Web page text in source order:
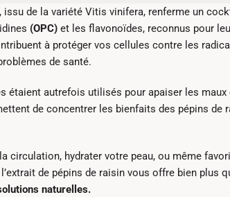
issu de la variété Vitis vinifera, renferme un
(OPC) et les flavonoïdes, reconnus pour
à protéger vos cellules contre les
de santé.
étaient autrefois utilisés pour apaiser les
de concentrer les bienfaits des pépins de
circulation, hydrater votre peau, ou même
de pépins de raisin vous offre bien plus
naturelles.